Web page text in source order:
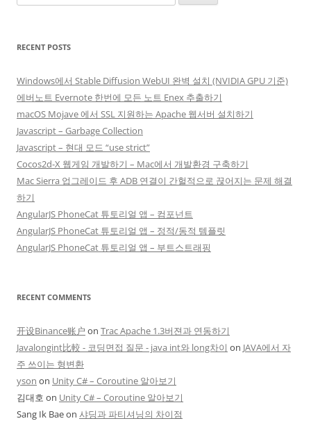
for:
RECENT POSTS
Windows에서 Stable Diffusion WebUI 완벽 설치 (NVIDIA GPU 기준)
에버노트 Evernote 한번에 모든 노트 Enex 추출하기
macOS Mojave 에서 SSL 지원하는 Apache 웹서버 설치하기
Javascript – Garbage Collection
Javascript – 현대 모드 “use strict”
Cocos2d-X 웹게임 개발하기 – Mac에서 개발환경 구축하기
Mac Sierra 업그레이드 후 ADB 연결이 간헐적으로 끊어지는 문제 해결
하기
AngularJS PhoneCat 튜토리얼 앱 – 컴포넌트
AngularJS PhoneCat 튜토리얼 앱 – 정적/동적 템플릿
AngularJS PhoneCat 튜토리얼 앱 – 부트스트래핑
RECENT COMMENTS
开设Binance账户 on Trac Apache 1.3버젼과 연동하기
Javalongint比較 - 코딩면접 질문 - java int와 long차이 on JAVA에서 자
주 쓰이는 형변환
yson on Unity C# – Coroutine 알아보기
김대호 on Unity C# – Coroutine 알아보기
Sang Ik Baeon 샤딩과 파티셔닝의 차이점